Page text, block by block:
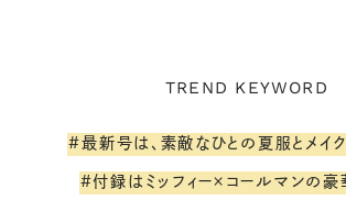
TREND KEYWORD
#最新号は、素敵なひとの夏服とメイク
#付録はミッフィー×コールマンの豪